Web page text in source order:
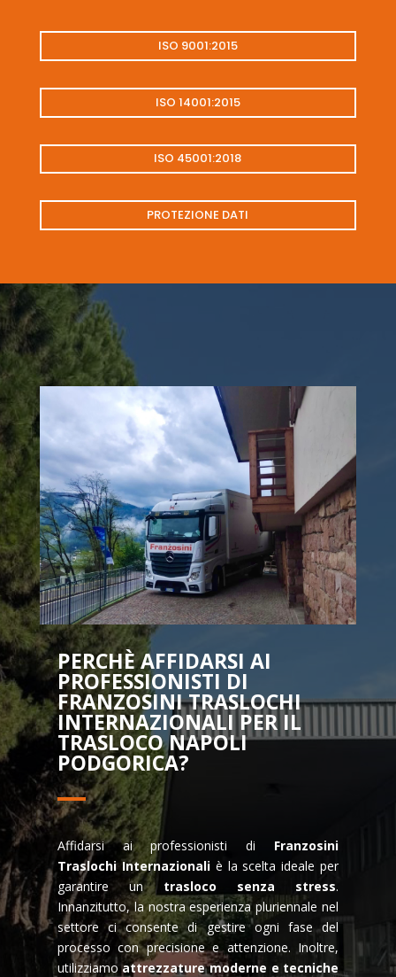
ISO 9001:2015
ISO 14001:2015
ISO 45001:2018
PROTEZIONE DATI
PERCHÈ AFFIDARSI AI
PROFESSIONISTI DI
FRANZOSINI TRASLOCHI
INTERNAZIONALI PER IL
TRASLOCO NAPOLI
PODGORICA?
Affidarsi ai professionisti di Franzosini
Traslochi Internazionaliè la scelta ideale per
garantire un trasloco senza stress.
Innanzitutto, la nostra esperienza pluriennale nel
settore ci consente di gestire ogni fase del
processo con precisione e attenzione. Inoltre,
utilizziamoattrezzature moderne e tecniche